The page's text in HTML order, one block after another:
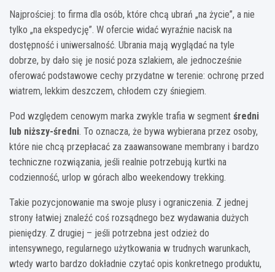
Najprościej: to firma dla osób, które chcą ubrań „na życie”, a nie
tylko „na ekspedycję”. W ofercie widać wyraźnie nacisk na
dostępność i uniwersalność. Ubrania mają wyglądać na tyle
dobrze, by dało się je nosić poza szlakiem, ale jednocześnie
oferować podstawowe cechy przydatne w terenie: ochronę przed
wiatrem, lekkim deszczem, chłodem czy śniegiem.
Pod względem cenowym marka zwykle trafia w segment średni
lub niższy-średni. To oznacza, że bywa wybierana przez osoby,
które nie chcą przepłacać za zaawansowane membrany i bardzo
techniczne rozwiązania, jeśli realnie potrzebują kurtki na
codzienność, urlop w górach albo weekendowy trekking.
Takie pozycjonowanie ma swoje plusy i ograniczenia. Z jednej
strony łatwiej znaleźć coś rozsądnego bez wydawania dużych
pieniędzy. Z drugiej – jeśli potrzebna jest odzież do
intensywnego, regularnego użytkowania w trudnych warunkach,
wtedy warto bardzo dokładnie czytać opis konkretnego produktu,